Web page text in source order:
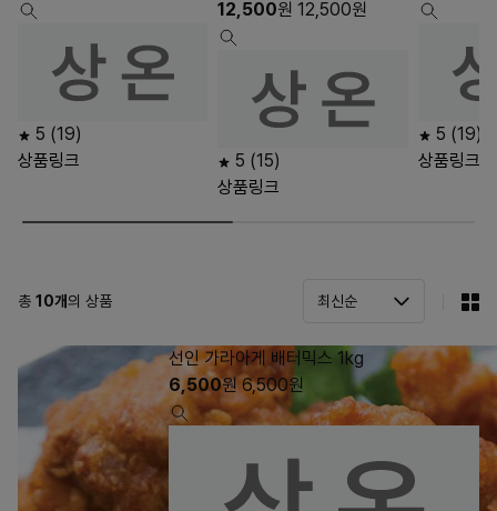
5 (19)
상품링크
12,500원 12,500원
5 (15)
상품링크
5 (19)
상품링크
총 10개의 상품
선인 가라아게 배터믹스 1kg
6,500원 6,500원